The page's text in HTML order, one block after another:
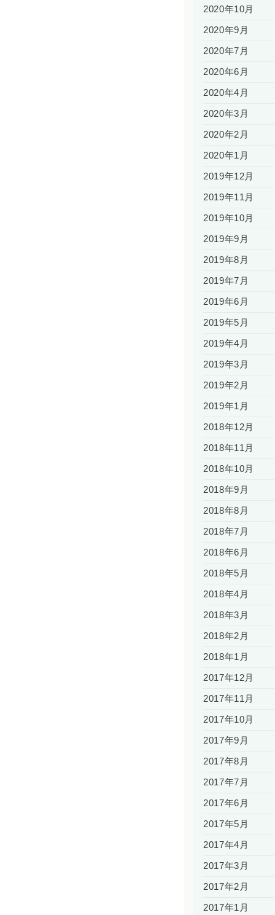
2020年10月
2020年9月
2020年7月
2020年6月
2020年4月
2020年3月
2020年2月
2020年1月
2019年12月
2019年11月
2019年10月
2019年9月
2019年8月
2019年7月
2019年6月
2019年5月
2019年4月
2019年3月
2019年2月
2019年1月
2018年12月
2018年11月
2018年10月
2018年9月
2018年8月
2018年7月
2018年6月
2018年5月
2018年4月
2018年3月
2018年2月
2018年1月
2017年12月
2017年11月
2017年10月
2017年9月
2017年8月
2017年7月
2017年6月
2017年5月
2017年4月
2017年3月
2017年2月
2017年1月